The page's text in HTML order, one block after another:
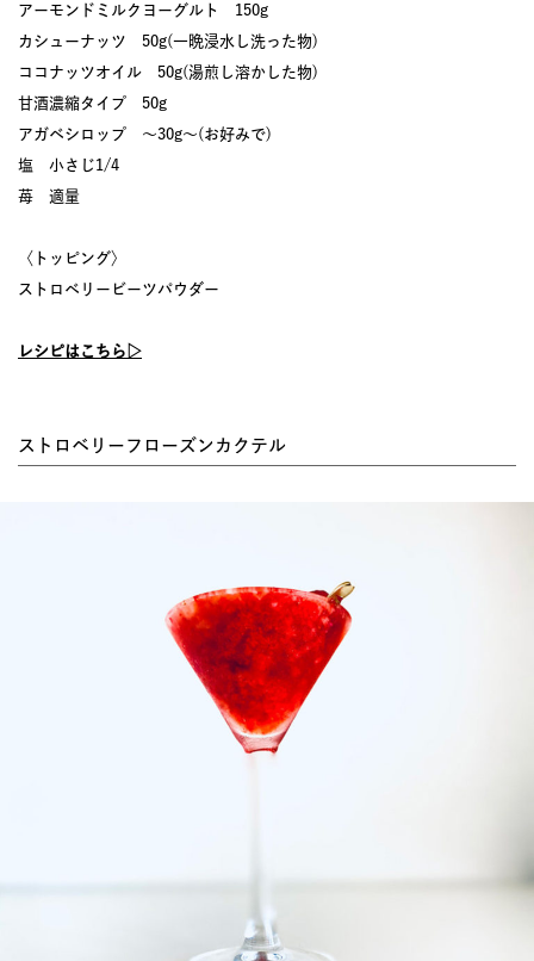
アーモンドミルクヨーグルト 150g
カシューナッツ 50g(一晩浸水し洗った物)
ココナッツオイル 50g(湯煎し溶かした物)
甘酒濃縮タイプ 50g
アガベシロップ ～30g～(お好みで)
塩 小さじ1/4
苺 適量
〈トッピング〉
ストロベリービーツパウダー
レシピはこちら▷
ストロベリーフローズンカクテル